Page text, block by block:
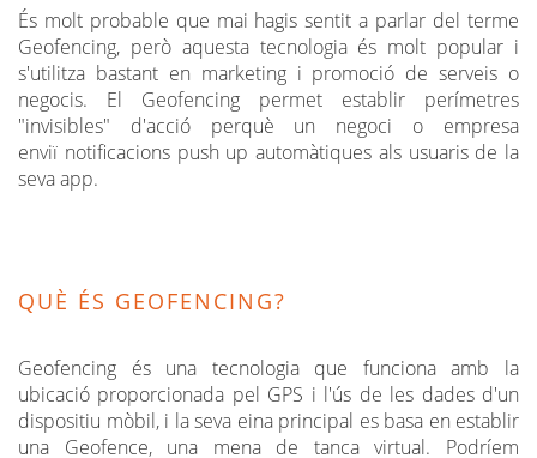
És molt probable que mai hagis sentit a parlar del terme
Geofencing, però aquesta tecnologia és molt popular i
s'utilitza bastant en marketing i promoció de serveis o
negocis. El Geofencing permet establir perímetres
"invisibles" d'acció perquè un negoci o empresa
enviï notificacions push up automàtiques als usuaris de la
seva app.
QUÈ ÉS GEOFENCING?
Geofencing és una tecnologia que funciona amb la
ubicació proporcionada pel GPS i l'ús de les dades d'un
dispositiu mòbil, i la seva eina principal es basa en establir
una Geofence, una mena de tanca virtual. Podríem